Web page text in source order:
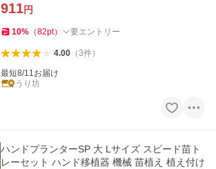
911円
10% （82pt） 要エントリー
4.00（3件）
最短8/11お届け
うり坊
ハンドプランターSP 大 Lサイズ スピード苗ト
レーセット ハンド移植器 機械 苗植え 植え付け